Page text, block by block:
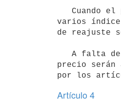
varios
de reajuste
precio
Artículo 4